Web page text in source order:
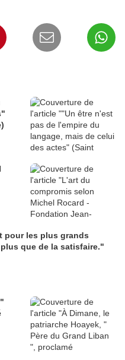
pour les plus grands
que de la satisfaire."